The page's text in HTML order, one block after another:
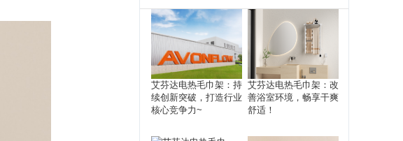
艾芬达电热毛巾架：持
续创新突破，打造行业
核心竞争力~
艾芬达电热毛巾架：改
善浴室环境，畅享干爽
舒适！